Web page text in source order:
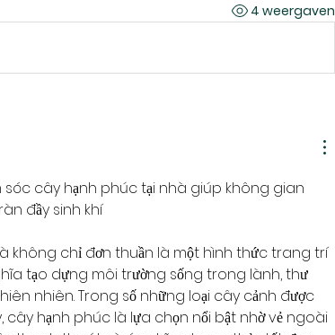
4 weergaven
cây hạnh phúc tại nhà giúp không gian
đầy sinh khí
không chỉ đơn thuần là một hình thức trang trí
tạo dựng môi trường sống trong lành, thư
nhiên. Trong số những loại cây cảnh được
cây hạnh phúc là lựa chọn nổi bật nhờ vẻ ngoài